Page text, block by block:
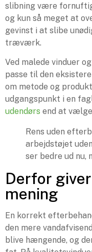
slibning være
og kun så meget at
gevinst i at slibe
træværk.
Ved malede vinduer
passe til den
om metode og
udgangspunkt i en
udendørs end at
Rens uden
arbejdstøjet
ser bedre ud nu,
Derfor
mening
En korrekt
den mere
blive hængende, og